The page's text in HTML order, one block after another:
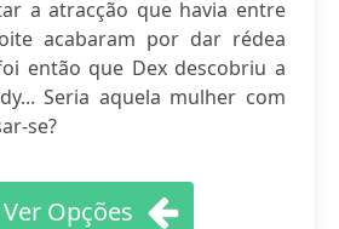
a atracção que havia entre
acabaram por dar rédea
então que Dex descobriu a
Seria aquela mulher com
se?
Ver Opções